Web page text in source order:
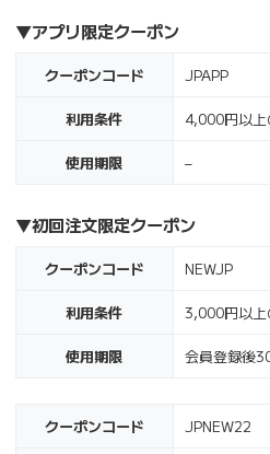
▼アプリ限定クーポン
クーポンコード JPAPP
利用条件 4,000円以
使用期限 –
▼初回注文限定クーポン
クーポンコード NEWJP
利用条件 3,000円以
使用期限 会員登録後
クーポンコード JPNEW22